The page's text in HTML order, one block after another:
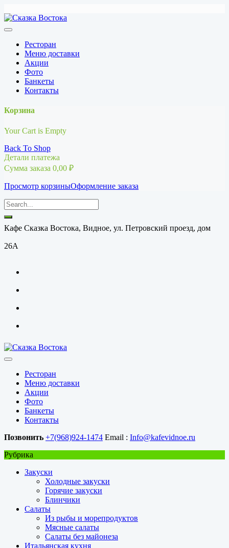
Перейти
к
Ресторан
Меню доставки
Акции
Фото
Банкеты
Контакты
Корзина
Your Cart is Empty
Back To Shop
Детали платежа
Сумма заказа 0,00 ₽
Просмотр корзиныОформление заказа
Кафе Сказка Востока, Видное, ул. Петровский проезд, дом
26А
Ресторан
Меню доставки
Акции
Фото
Банкеты
Контакты
Позвонить +7(968)924-1474 Email : Info@kafevidnoe.ru
Рубрика
Закуски
Холодные закуски
Горячие закуски
Блинчики
Салаты
Из рыбы и морепродуктов
Мясные салаты
Салаты без майонеза
Итальянская кухня